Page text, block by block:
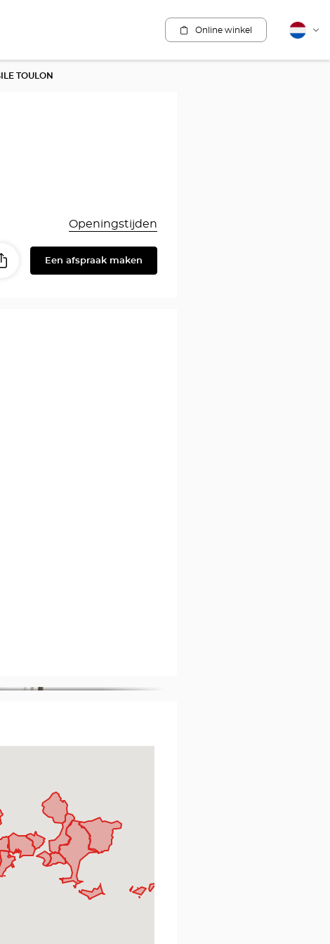
Online winkel
TOULON
Openingstijden
DelenEen afspraak maken